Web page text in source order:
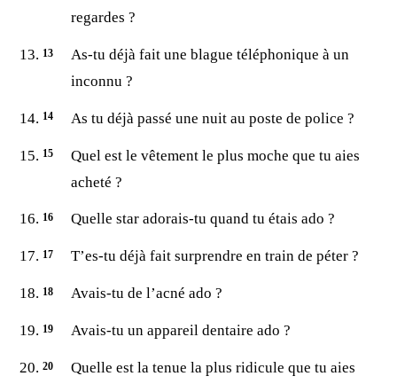
regardes ?
As-tu déjà fait une blague téléphonique à un
inconnu ?
As tu déjà passé une nuit au poste de police ?
Quel est le vêtement le plus moche que tu aies
acheté ?
Quelle star adorais-tu quand tu étais ado ?
T’es-tu déjà fait surprendre en train de péter ?
Avais-tu de l’acné ado ?
Avais-tu un appareil dentaire ado ?
Quelle est la tenue la plus ridicule que tu aies